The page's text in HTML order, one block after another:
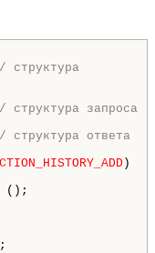
структура
структура запроса
структура ответа
)
();